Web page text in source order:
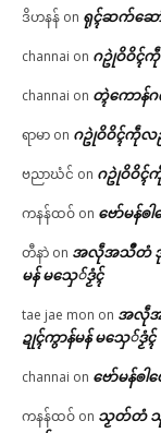
ဒိဟနန် on ရုၚ်ဆက်ဆေ
channai on ဂဥုဲဝိဝိၚ်
channai on တ္ၚဲကောန်
ရာမာ on ဂဥုဲဝိဝိၚ်ကဵုလ
ဗညာဃံင် on ဂဥုဲဝိဝိၚ်
ကနန်ထဝ် on ဗော်မန်ၜ
တီနာဲ on အလဵုအသဳတံ ဒု
မန် မသှေ်ဒၟံၚ်
tae jae mon on အလဵုအ
ဍုၚ်ကွာန်မန် မသှေ်ဒၟံၚ်
channai on ဗော်မန်ၜ
ကနန်ထဝ် on သၟတ်တံ သု